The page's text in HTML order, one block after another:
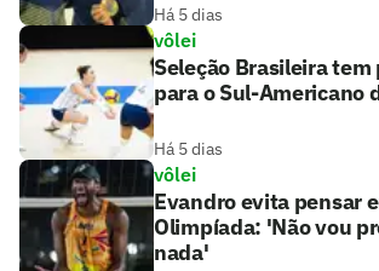
Há 5 dias
vôlei
Seleção Brasileira
para o Sul-Americano
Há 5 dias
vôlei
Evandro evita pensar
Olimpíada: 'Não vou
nada'